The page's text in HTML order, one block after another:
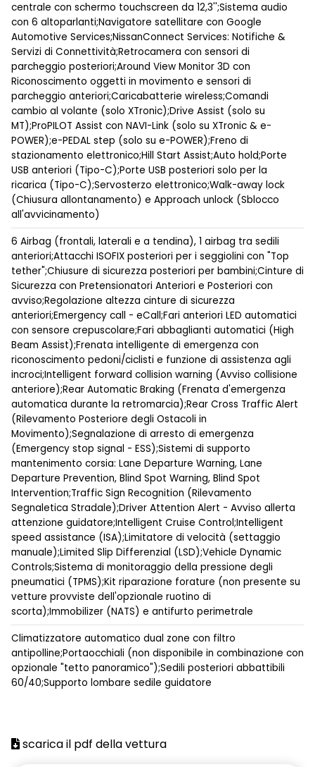
centrale con schermo touchscreen da 12,3'';Sistema audio
con 6 altoparlanti;Navigatore satellitare con Google
Automotive Services;NissanConnect Services: Notifiche &
Servizi di Connettività;Retrocamera con sensori di
parcheggio posteriori;Around View Monitor 3D con
Riconoscimento oggetti in movimento e sensori di
parcheggio anteriori;Caricabatterie wireless;Comandi
cambio al volante (solo XTronic);Drive Assist (solo su
MT);ProPILOT Assist con NAVI-Link (solo su XTronic & e-
POWER);e-PEDAL step (solo su e-POWER);Freno di
stazionamento elettronico;Hill Start Assist;Auto hold;Porte
USB anteriori (Tipo-C);Porte USB posteriori solo per la
ricarica (Tipo-C);Servosterzo elettronico;Walk-away lock
(Chiusura allontanamento) e Approach unlock (Sblocco
all'avvicinamento)
6 Airbag (frontali, laterali e a tendina), 1 airbag tra sedili
anteriori;Attacchi ISOFIX posteriori per i seggiolini con "Top
tether";Chiusure di sicurezza posteriori per bambini;Cinture di
Sicurezza con Pretensionatori Anteriori e Posteriori con
avviso;Regolazione altezza cinture di sicurezza
anteriori;Emergency call - eCall;Fari anteriori LED automatici
con sensore crepuscolare;Fari abbaglianti automatici (High
Beam Assist);Frenata intelligente di emergenza con
riconoscimento pedoni/ciclisti e funzione di assistenza agli
incroci;Intelligent forward collision warning (Avviso collisione
anteriore);Rear Automatic Braking (Frenata d'emergenza
automatica durante la retromarcia);Rear Cross Traffic Alert
(Rilevamento Posteriore degli Ostacoli in
Movimento);Segnalazione di arresto di emergenza
(Emergency stop signal - ESS);Sistemi di supporto
mantenimento corsia: Lane Departure Warning, Lane
Departure Prevention, Blind Spot Warning, Blind Spot
Intervention;Traffic Sign Recognition (Rilevamento
Segnaletica Stradale);Driver Attention Alert - Avviso allerta
attenzione guidatore;Intelligent Cruise Control;Intelligent
speed assistance (ISA);Limitatore di velocità (settaggio
manuale);Limited Slip Differenzial (LSD);Vehicle Dynamic
Controls;Sistema di monitoraggio della pressione degli
pneumatici (TPMS);Kit riparazione forature (non presente su
vetture provviste dell'opzionale ruotino di
scorta);Immobilizer (NATS) e antifurto perimetrale
Climatizzatore automatico dual zone con filtro
antipolline;Portaocchiali (non disponibile in combinazione con
opzionale "tetto panoramico");Sedili posteriori abbattibili
60/40;Supporto lombare sedile guidatore
scarica il pdf della vettura